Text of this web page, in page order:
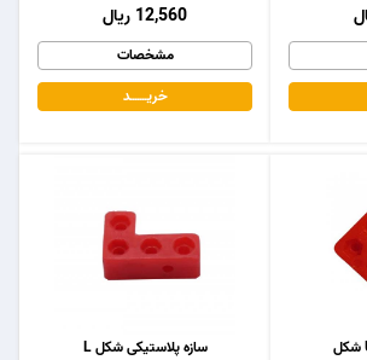
12,560 ریال
مشخصات
خریـــــــد
سازه پلاستیکی شکل L